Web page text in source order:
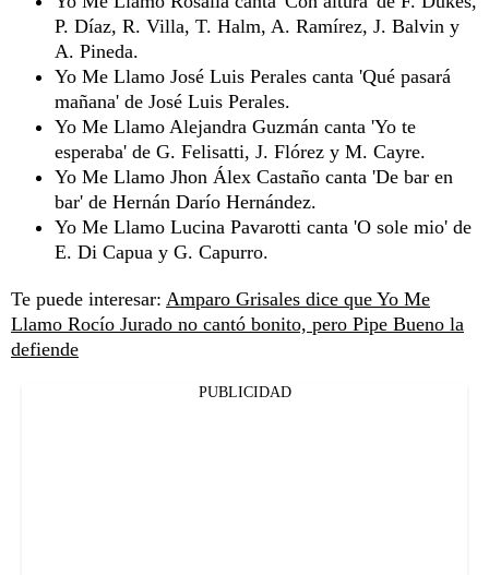
P. Díaz, R. Villa, T. Halm, A. Ramírez, J. Balvin y
A. Pineda.
Yo Me Llamo José Luis Perales canta 'Qué pasará
mañana' de José Luis Perales.
Yo Me Llamo Alejandra Guzmán canta 'Yo te
esperaba' de G. Felisatti, J. Flórez y M. Cayre.
Yo Me Llamo Jhon Álex Castaño canta 'De bar en
bar' de Hernán Darío Hernández.
Yo Me Llamo Lucina Pavarotti canta 'O sole mio' de
E. Di Capua y G. Capurro.
Te puede interesar: Amparo Grisales dice que Yo Me
Llamo Rocío Jurado no cantó bonito, pero Pipe Bueno la
defiende
PUBLICIDAD